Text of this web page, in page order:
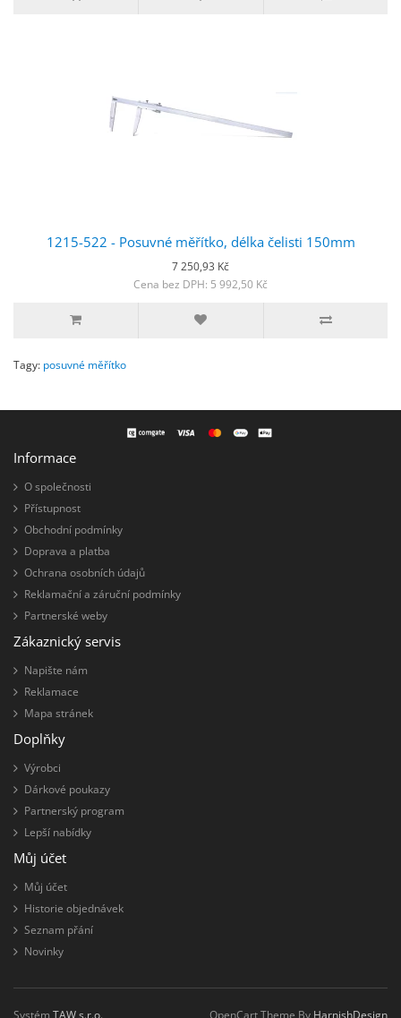
1215-522 - Posuvné měřítko, délka čelisti 150mm
7 250,93 Kč
Cena bez DPH: 5 992,50 Kč
Tagy: posuvné měřítko
Informace
O společnosti
Přístupnost
Obchodní podmínky
Doprava a platba
Ochrana osobních údajů
Reklamační a záruční podmínky
Partnerské weby
Zákaznický servis
Napište nám
Reklamace
Mapa stránek
Doplňky
Výrobci
Dárkové poukazy
Partnerský program
Lepší nabídky
Můj účet
Můj účet
Historie objednávek
Seznam přání
Novinky
Systém TAW s.r.o. OpenCart Theme By HarnishDesign